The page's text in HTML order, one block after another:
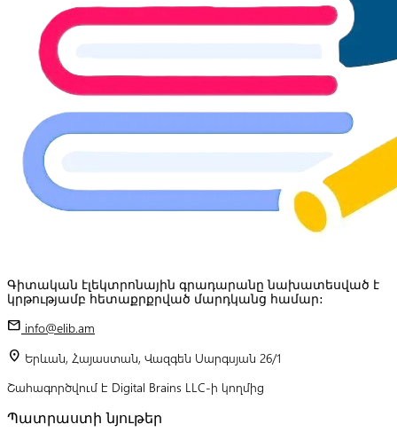
Գիտական էլեկտրոնային գրադարանը նախատեսված է
կրթությամբ հետաքրքրված մարդկանց համար:
mail info@elib.am
location_on Երևան, Հայաստան, Վազգեն Սարգսյան 26/1
Շահագործվում է Digital Brains LLC-ի կողմից
Պատրաստի նյութեր